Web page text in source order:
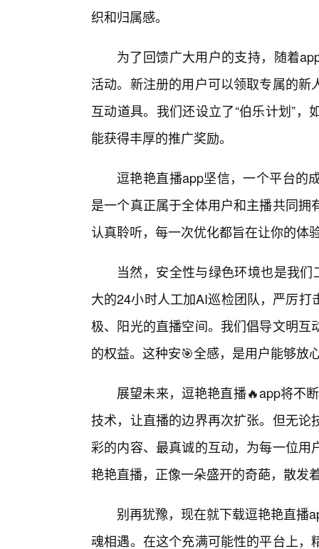
织和归属感。
为了回馈广大用户的支持，随着
活动。新注册的用户可以领取专属的
互动道具。我们还设立了“伯乐计划”
能获得丰厚的推广奖励。
逗艳艳直播app坚信，一个平台的
是一个真正属于全体用户和主播共同
认真聆听，每一次优化都旨在让你的体
当然，安全性与绿色环境也是我
大的24小时人工加AI巡检团队，严厉
极、阳光的直播空间。我们倡导文明
的权益。这种安🎯全感，是用户能够放
展望未来，逗艳艳直播🔥app将不
技术，让直播的边界再次扩张。但无
彩的内容、最真诚的互动，为每一位
艳艳直播，正像一朵盛开的奇葩，散发
别再犹豫，现在就下载逗艳艳直播
魂相遇。在这个充满可能性的平台上